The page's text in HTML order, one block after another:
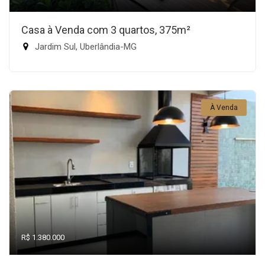
Casa à Venda com 3 quartos, 375m²
Jardim Sul, Uberlândia-MG
À Venda
R$ 1.380.000